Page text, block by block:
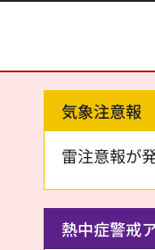
気象注意報
雷注意報が
熱中症警戒